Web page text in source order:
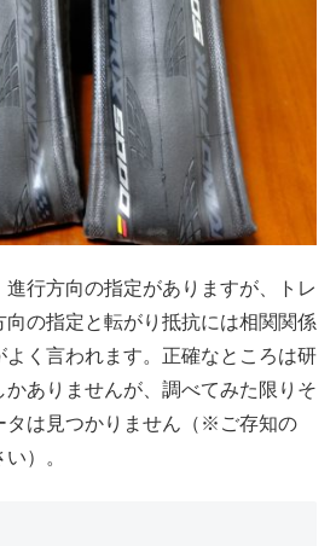
行方向の指定がありますが、トレ
向の指定と転がり抵抗には相関関係
よく言われます。正確なところは研
ありませんが、調べてみた限りそ
タは見つかりません（※ご存知の
）。